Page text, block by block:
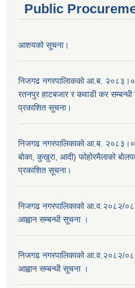
Public
आशयको सूचना।
निजगढ नगरपालिाकको आ.ब.
रतनपुर हाटबजार र कवाडी कर
प्रकाशित सूचना।
निजगढ नगरपालिकाको आ.ब.
बोका, कुखुरा, आदी) फोहोरमैलाको
प्रकाशित सूचना।
निजगढ नगरपालिकाको आ.व.२०८२/०८३
आह्वान सम्बन्धी सूचना ।
निजगढ नगरपालिकाको आ.व.२०८२/०८३
आह्वान सम्बन्धी सूचना ।